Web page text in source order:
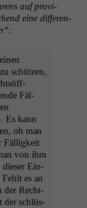
auf pro­vi­
eine dif­feren­
:
schützen,
Fäl­
Es kann
ob man
Fäl­ligkeit
von ihm
dieser Ein­
es an
der Recht­
der schlüs­